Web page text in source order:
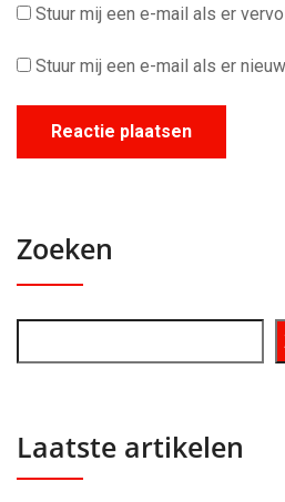
Stuur mij een e-mail als er
Stuur mij een e-mail als er
Zoeken
Laatste artikelen